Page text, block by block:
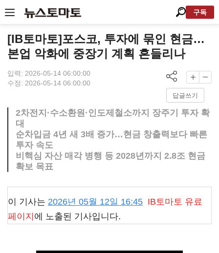
구독
[IB토마토]포스코, 투자에 묶인 현금…
본업 악화에 중장기 계획 흔들리나
입력: 2026-05-14 06:00:00
수정: 2026-05-14 06:00:00
답글쓰기
2차전지·수소환원·인도제철소까지 장주기 투자 확
대
순차입금 4년 새 3배 증가…현금 창출력보다 빠른
투자 속도
비핵심 자산 매각 병행 등 2028년까지 2.8조 현금
확보 목표
이 기사는 2026년 05월 12일 16:45 IB토마토 유료
페이지 에 노출된 기사입니다.